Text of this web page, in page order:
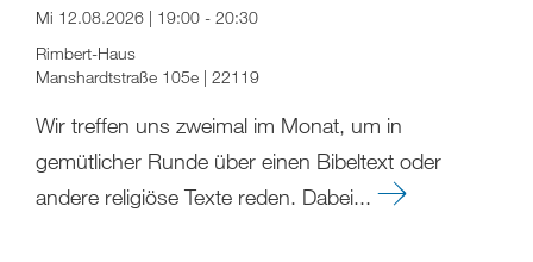
Mi 12.08.2026 | 19:00 - 20:30
Rimbert-Haus
Manshardtstraße 105e | 22119
Wir treffen uns zweimal im Monat, um in
gemütlicher Runde über einen Bibeltext oder
andere religiöse Texte reden. Dabei...